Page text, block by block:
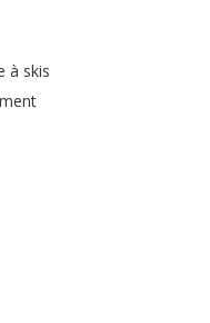
à skis